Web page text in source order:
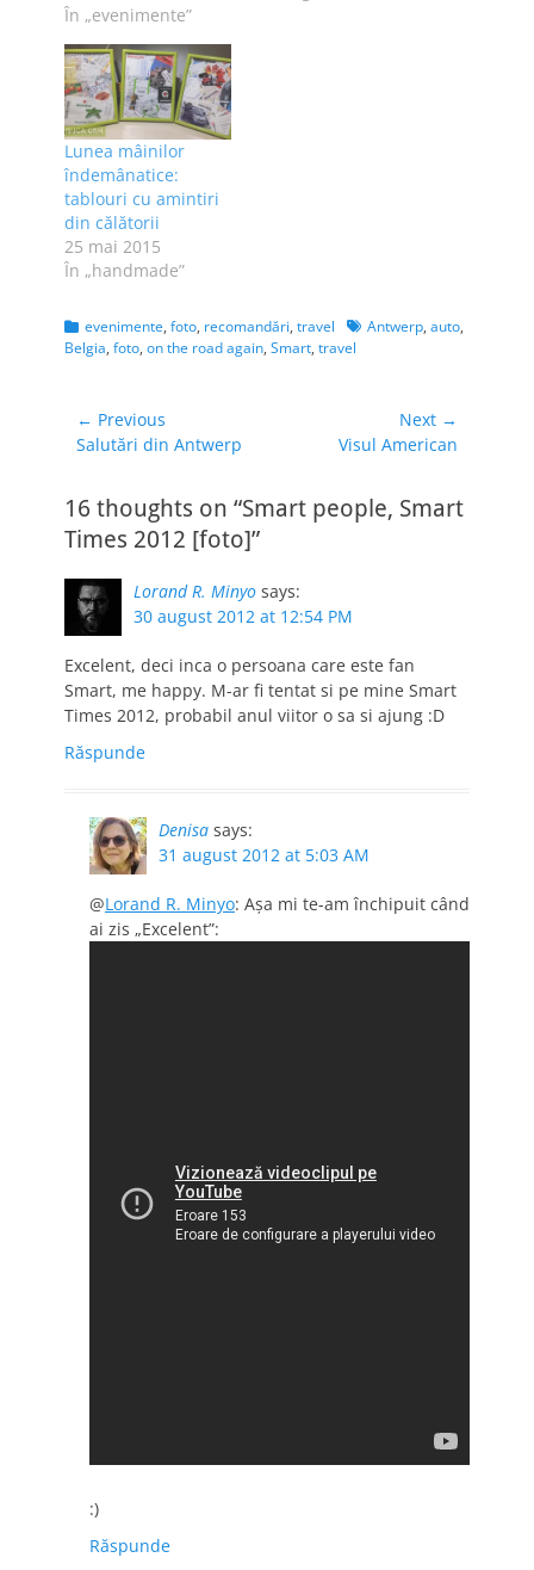
Anul viitor, poate că
n-o să mai am
norocul ăsta, dar mă
bucur că am avut
parte de experienţa
din vară. Nu ştiu
dacă o să mai văd…
În „evenimente”
Lunea mâinilor
îndemânatice:
tablouri cu amintiri
din călătorii
25 mai 2015
În „handmade”
Categories
evenimente, foto, recomandări, travel TagsAntwerp, auto,
Belgia, foto, on the road again, Smart, travel
Navigare
în
← Previous
Previous
Salutări din Antwerp
Next →
Visul American
16 thoughts on “Smart people, Smart
Times 2012 [foto]”
Lorand R. Minyo says:
30 august 2012 at 12:54 PM
Excelent, deci inca o persoana care este fan
Smart, me happy. M-ar fi tentat si pe mine Smart
Times 2012, probabil anul viitor o sa si ajung :D
Răspunde
Denisa says:
31 august 2012 at 5:03 AM
@Lorand R. Minyo: Aşa mi te-am închipuit când
ai zis „Excelent”:
:)
Răspunde